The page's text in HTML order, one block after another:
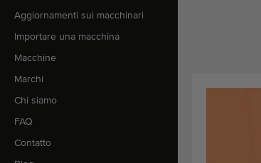
Aggiornamenti sui macchinari
Importare una macchina
Macchine
Marchi
Chi siamo
FAQ
Contatto